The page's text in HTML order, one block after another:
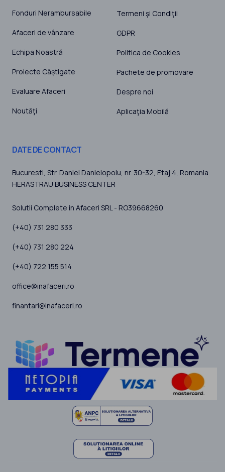
Fonduri Nerambursabile
Afaceri de vânzare
Echipa Noastră
Proiecte Câștigate
Evaluare Afaceri
Noutăţi
Termeni şi Condiţii
GDPR
Politica de Cookies
Pachete de promovare
Despre noi
Aplicaţia Mobilă
DATE DE CONTACT
Bucuresti, Str. Daniel Danielopolu, nr. 30-32, Etaj 4, Romania
HERASTRAU BUSINESS CENTER
Solutii Complete in Afaceri SRL - RO39668260
(+40) 731 280 333
(+40) 731 280 224
(+40) 722 155 514
office@inafaceri.ro
finantari@inafaceri.ro